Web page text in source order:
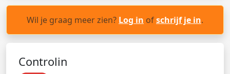
Wil je graag meer zien? Log in ofschrijf je in.
Controlin